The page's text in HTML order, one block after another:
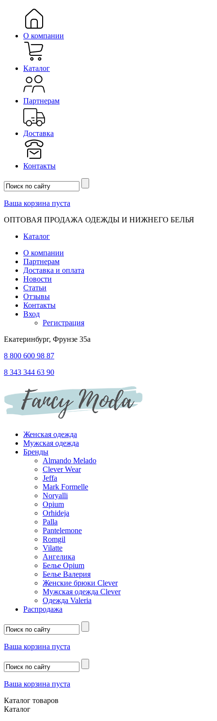
О компании
Каталог
Партнерам
Доставка
Контакты
Ваша корзина пуста
ОПТОВАЯ ПРОДАЖА ОДЕЖДЫ И НИЖНЕГО БЕЛЬЯ
Каталог
О компании
Партнерам
Доставка и оплата
Новости
Статьи
Отзывы
Контакты
Вход
Регистрация
Екатеринбург, Фрунзе 35а
8 800 600 98 87
8 343 344 63 90
Женская одежда
Мужская одежда
Бренды
Almando Melado
Clever Wear
Jeffa
Mark Formelle
Noryalli
Opium
Orhideja
Palla
Pantelemone
Romgil
Vilatte
Ангелика
Белье Opium
Белье Валерия
Женские брюки Clever
Мужская одежда Clever
Одежда Valeria
Распродажа
Ваша корзина пуста
Ваша корзина пуста
Каталог товаров
Каталог